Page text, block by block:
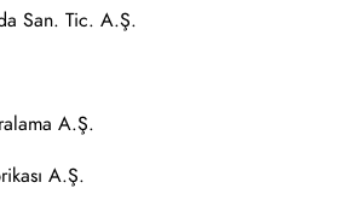
San. Tic. A.Ş.
A.Ş.
A.Ş.